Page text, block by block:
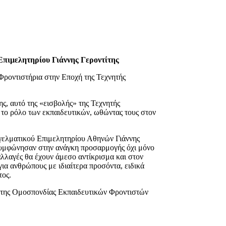
Γιάννης Γεροντίτης
στην Εποχή της Τεχνητής
αυτό της «εισβολής» της Τεχνητής
ρόλο των εκπαιδευτικών, ωθώντας τους στον
Επιμελητηρίου Αθηνών Γιάννης
στην ανάγκη προσαρμογής όχι μόνο
θα έχουν άμεσο αντίκρισμα και στον
ανθρώπους με ιδιαίτερα προσόντα, ειδικά
Ομοσπονδίας Εκπαιδευτικών Φροντιστών